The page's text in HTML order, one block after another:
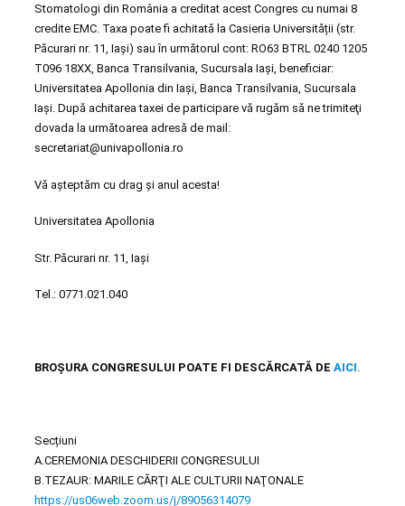
Stomatologi din România a creditat acest Congres cu numai 8
credite EMC. Taxa poate fi achitată la Casieria Universității (str.
Păcurari nr. 11, Iași) sau în următorul cont: RO63 BTRL 0240 1205
T096 18XX, Banca Transilvania, Sucursala Iaşi, beneficiar:
Universitatea Apollonia din Iaşi, Banca Transilvania, Sucursala
Iaşi. După achitarea taxei de participare vă rugăm să ne trimiteţi
dovada la următoarea adresă de mail:
secretariat@univapollonia.ro
Vă așteptăm cu drag și anul acesta!
Universitatea Apollonia
Str. Păcurari nr. 11, Iași
Tel.: 0771.021.040
BROȘURA CONGRESULUI POATE FI DESCĂRCATĂ DE AICI.
Secțiuni
A.CEREMONIA DESCHIDERII CONGRESULUI
B.TEZAUR: MARILE CĂRŢI ALE CULTURII NAŢONALE
https://us06web.zoom.us/j/89056314079